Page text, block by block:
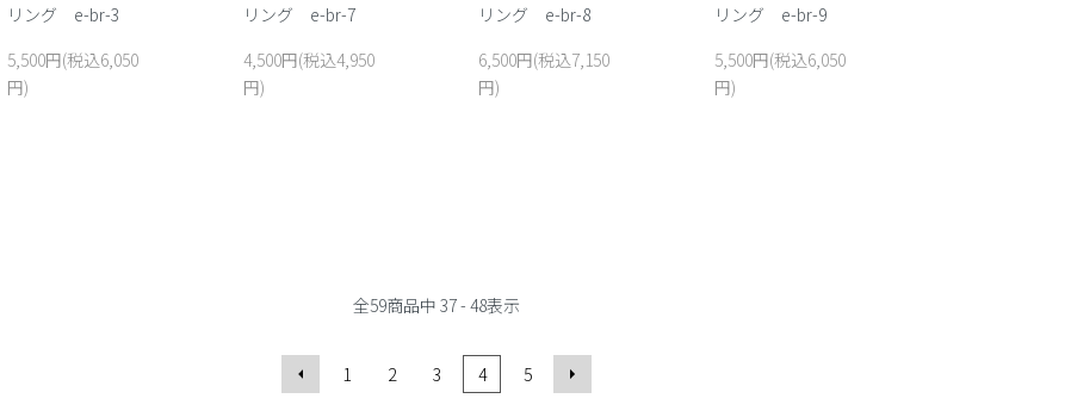
リング e-br-3
5,500円(税込6,050
円)
リング e-br-7
4,500円(税込4,950
円)
リング e-br-8
6,500円(税込7,150
円)
リング e-br-9
5,500円(税込6,050
円)
全59商品中 37 - 48表示
1 2 3 4 5